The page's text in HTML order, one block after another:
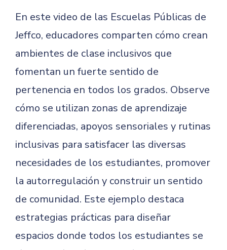
En este video de las Escuelas Públicas de
Jeffco, educadores comparten cómo crean
ambientes de clase inclusivos que
fomentan un fuerte sentido de
pertenencia en todos los grados. Observe
cómo se utilizan zonas de aprendizaje
diferenciadas, apoyos sensoriales y rutinas
inclusivas para satisfacer las diversas
necesidades de los estudiantes, promover
la autorregulación y construir un sentido
de comunidad. Este ejemplo destaca
estrategias prácticas para diseñar
espacios donde todos los estudiantes se